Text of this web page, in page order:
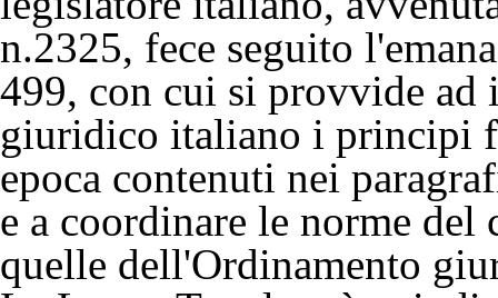
n.2325, fece seguito
499, con cui si provvide
giuridico italiano i principi
epoca contenuti nei
e a coordinare le norme
quelle dell'Ordinamento